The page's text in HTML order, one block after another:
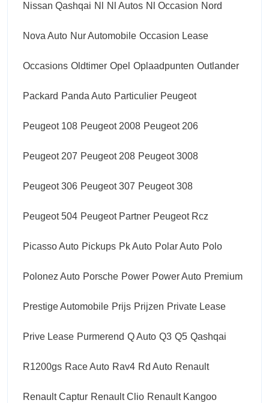
Nissan Qashqai Nl Nl Autos Nl Occasion Nord
Nova Auto Nur Automobile Occasion Lease
Occasions Oldtimer Opel Oplaadpunten Outlander
Packard Panda Auto Particulier Peugeot
Peugeot 108 Peugeot 2008 Peugeot 206
Peugeot 207 Peugeot 208 Peugeot 3008
Peugeot 306 Peugeot 307 Peugeot 308
Peugeot 504 Peugeot Partner Peugeot Rcz
Picasso Auto Pickups Pk Auto Polar Auto Polo
Polonez Auto Porsche Power Power Auto Premium
Prestige Automobile Prijs Prijzen Private Lease
Prive Lease Purmerend Q Auto Q3 Q5 Qashqai
R1200gs Race Auto Rav4 Rd Auto Renault
Renault Captur Renault Clio Renault Kangoo